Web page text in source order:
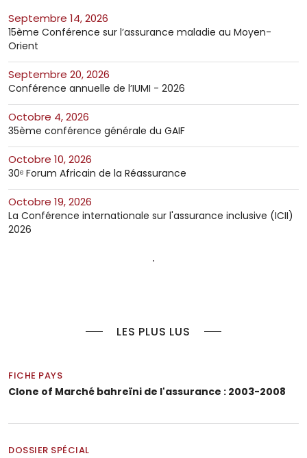
septembre 14, 2026
15ème Conférence sur l’assurance maladie au Moyen-
Orient
septembre 20, 2026
Conférence annuelle de l’IUMI - 2026
octobre 4, 2026
35ème conférence générale du GAIF
octobre 10, 2026
30ᵉ Forum Africain de la Réassurance
octobre 19, 2026
La Conférence internationale sur l'assurance inclusive (ICII)
2026
LES PLUS LUS
FICHE PAYS
Clone of Marché bahreïni de l'assurance : 2003-2008
DOSSIER SPÉCIAL